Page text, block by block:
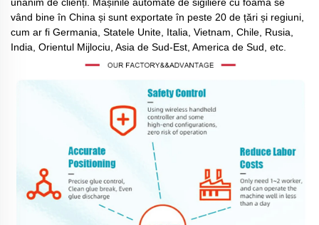
unanim de clienți. Mașinile automate de sigiliere cu foamă se
vând bine în China și sunt exportate în peste 20 de țări și regiuni,
cum ar fi Germania, Statele Unite, Italia, Vietnam, Chile, Rusia,
India, Orientul Mijlociu, Asia de Sud-Est, America de Sud, etc.